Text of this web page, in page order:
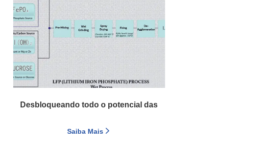
Desbloqueando todo o potencial das
processamento nano-úmido para
Saiba Mais